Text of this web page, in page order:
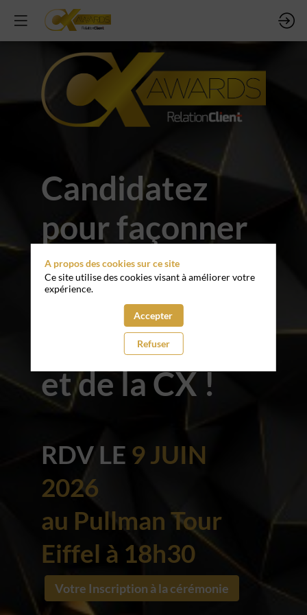
Candidatez
pour façonner
l'avenir de la
Relation
Client, de l'IA
et de la CX !
RDV LE 9 JUIN
2026
au Pullman Tour
Eiffel à 18h30
Votre Inscription à la cérémonie
A propos des cookies sur ce site
Ce site utilise des cookies visant à améliorer votre
expérience.
Accepter
Refuser